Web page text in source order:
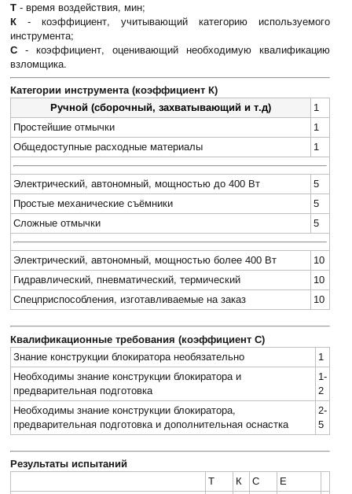
Т - время воздействия, мин;
К - коэффициент, учитывающий категорию используемого
инструмента;
С - коэффициент, оценивающий необходимую квалификацию
взломщика.
Категории инструмента (коэффициент К)
Ручной (сборочный, захватывающий и т.д)
1
Простейшие отмычки
1
Общедоступные расходные материалы
1
Электрический, автономный, мощностью до 400 Вт
5
Простые механические съёмники
5
Сложные отмычки
5
Электрический, автономный, мощностью более 400 Вт
10
Гидравлический, пневматический, термический
10
Спецприспособления, изготавливаемые на заказ
10
Квалификационные требования (коэффициент С)
Знание конструкции блокиратора необязательно
1
Необходимы знание конструкции блокиратора и
предварительная подготовка
1-
2
Необходимы знание конструкции блокиратора,
предварительная подготовка и дополнительная оснастка
2-
5
Результаты испытаний
Т
К С
Е